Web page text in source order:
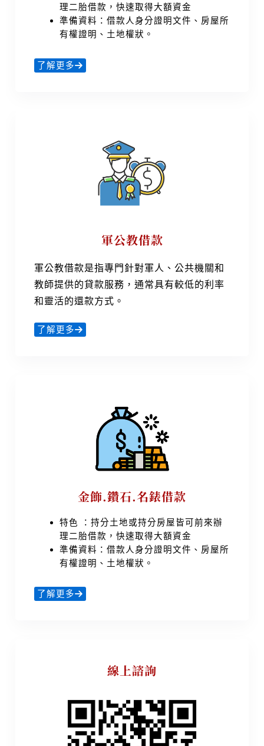
理二胎借款，快速取得大額資金
準備資料：借款人身分證明文件、房屋所
有權證明、土地權狀。
了解更多
軍公教借款
軍公教借款是指專門針對軍人、公共機關和
教師提供的貸款服務，通常具有較低的利率
和靈活的還款方式。
了解更多
金飾.鑽石.名錶借款
特色 ：持分土地或持分房屋皆可前來辦
理二胎借款，快速取得大額資金
準備資料：借款人身分證明文件、房屋所
有權證明、土地權狀。
了解更多
線上諮詢